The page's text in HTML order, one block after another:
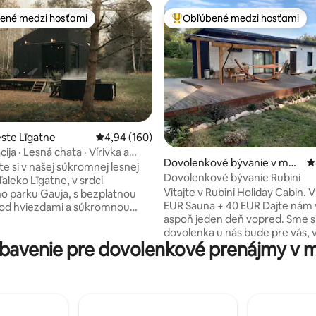
5 z 5, počet hodnotení: 29
medzi hosťami
medzi hosťami
Līgatne Priemerné ohodnotenie 4,94 z 5, počet
4,94 (160)
· Lesná chata · Vírivka a
si v našej súkromnej lesnej
Līgatne, v srdci
parku Gauja, s bezplatnou
hviezdami a súkromnou
prírody, ktorí hľadajú odľahlú
si úplné ticho, les
Najobľúbenejšie medzi hosťami
Obľúbené medzi hosťami
Dovolenkové bývanie v mes
te Līvi
Dovolenkové bývanie Rubini
Vitajte v Rubini Holiday Cabin. Vírivka + 50
EUR Sauna + 40 EUR Dajte nám vedieť
aspoň jeden deň vopred. Sme si istí, že
dovolenka u nás bude pre vás,
partnera, rodinu, priateľov a
zvieratá nezabudnuteľnou
pre dovolenkové prenájmy v